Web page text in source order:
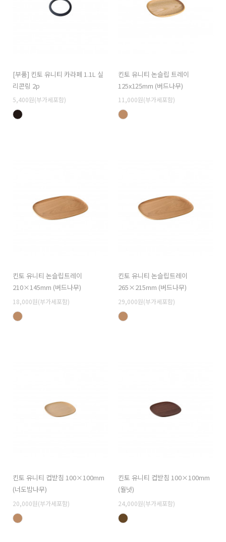
[부품] 킨토 유니티 카라페 1.1L 실
리콘링 2p
5,400원(부가세포함)
킨토 유니티 논슬립 트레이
125x125mm (버드나무)
11,000원(부가세포함)
킨토 유니티 논슬립트레이
210×145mm (버드나무)
18,000원(부가세포함)
킨토 유니티 논슬립트레이
265×215mm (버드나무)
29,000원(부가세포함)
킨토 유니티 컵받침 100×100mm
(너도밤나무)
20,000원(부가세포함)
킨토 유니티 컵받침 100×100mm
(월넛)
24,000원(부가세포함)